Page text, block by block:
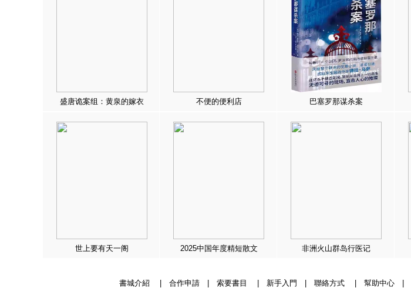
盛唐诡案组：黄泉的嫁衣 不便的便利店 巴塞罗那谋杀案
世上要有天一阁 2025中国年度精短散文 非洲火山群岛行医记
書城介紹 合作申請| 索要書目 新手入門 聯絡方式| 幫助中心|